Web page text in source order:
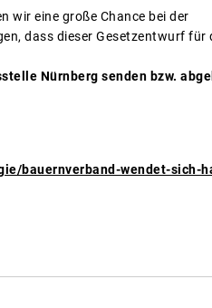
wir eine große Chance bei der
dass dieser Gesetzentwurf für
Nürnberg senden bzw.
bauernverband-wendet-sich-